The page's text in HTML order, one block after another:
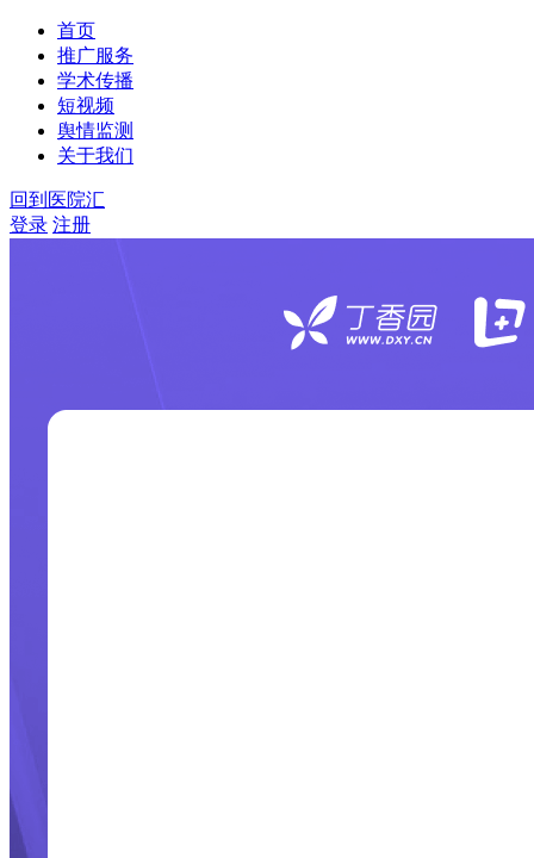
首页
推广服务
学术传播
短视频
舆情监测
关于我们
回到医院汇
登录 注册